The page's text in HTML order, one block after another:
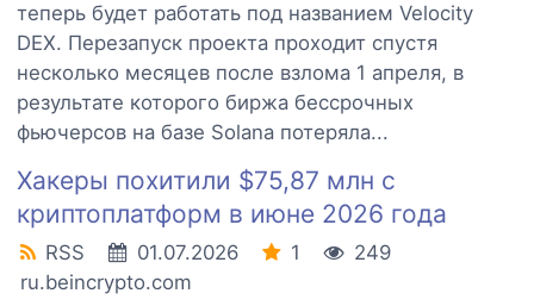
теперь будет работать под названием Velocity
DEX. Перезапуск проекта проходит спустя
несколько месяцев после взлома 1 апреля, в
результате которого биржа бессрочных
фьючерсов на базе Solana потеряла...
Хакеры похитили $75,87 млн с
криптоплатформ в июне 2026 года
RSS 01.07.2026 1
249
ru.beincrypto.com